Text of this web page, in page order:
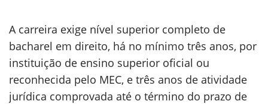
A carreira exige nível superior completo de
bacharel em direito, há no mínimo três anos, por
instituição de ensino superior oficial ou
reconhecida pelo MEC, e três anos de atividade
jurídica comprovada até o término do prazo de